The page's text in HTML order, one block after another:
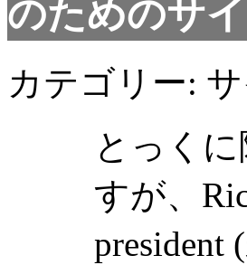
のためのサイ
カテゴリー:
とっく
すが、